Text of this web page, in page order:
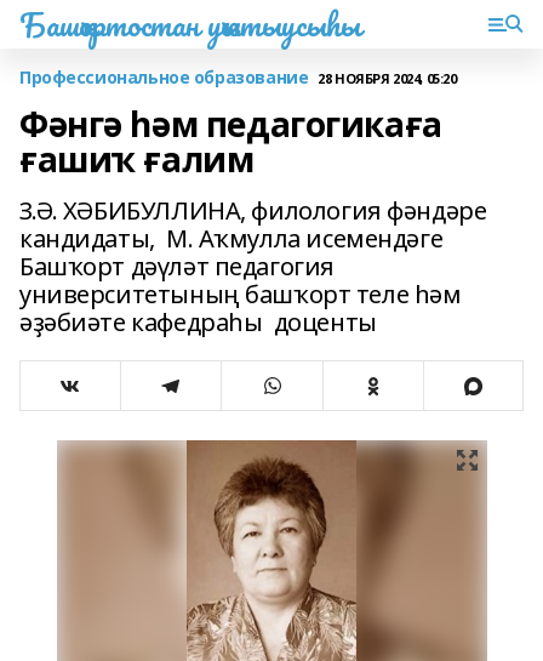
Башҡортостан уҡытыусыһы
Профессиональное образование 28 НОЯБРЯ 2024, 05:20
Фәнгә һәм педагогикаға
ғашиҡ ғалим
З.Ә. ХӘБИБУЛЛИНА, филология фәндәре
кандидаты, М. Аҡмулла исемендәге
Башҡорт дәүләт педагогия
университетының башҡорт теле һәм
әҙәбиәте кафедраһы доценты